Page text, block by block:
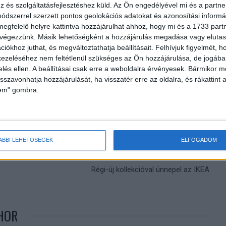
és szolgáltatásfejlesztéshez küld. Az Ön engedélyével mi és a
szerzett pontos geolokációs adatokat és azonosítási
helyre kattintva hozzájárulhat ahhoz, hogy mi és a 1733
Másik lehetőségként a hozzájárulás megadása vagy
juthat, és megváltoztathatja beállításait. Felhívjuk figyelmét,
nem feltétlenül szükséges az Ön hozzájárulása, de
ellen. A beállításai csak erre a weboldalra érvényesek. Bármikor
hozzájárulását, ha visszatér erre az oldalra, és rákattint
gombra.
LEHETŐSÉGEK ELFOGADOM
Régi-új kollekcióval ünnepel az IKEA